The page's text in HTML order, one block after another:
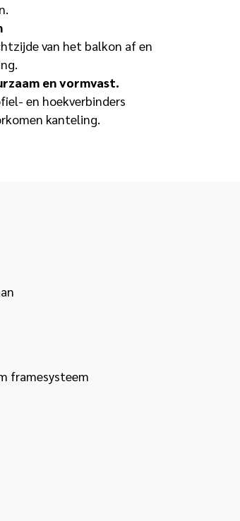
van het balkon af en
en vormvast.
en hoekverbinders
kanteling.
framesysteem